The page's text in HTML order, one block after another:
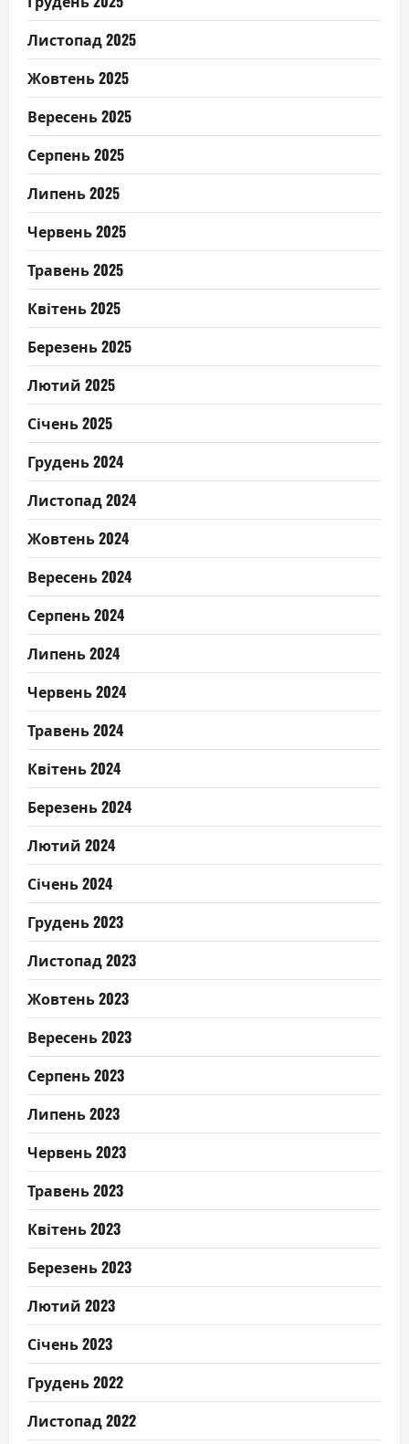
Листопад 2025
Жовтень 2025
Вересень 2025
Серпень 2025
Липень 2025
Червень 2025
Травень 2025
Квітень 2025
Березень 2025
Лютий 2025
Січень 2025
Грудень 2024
Листопад 2024
Жовтень 2024
Вересень 2024
Серпень 2024
Липень 2024
Червень 2024
Травень 2024
Квітень 2024
Березень 2024
Лютий 2024
Січень 2024
Грудень 2023
Листопад 2023
Жовтень 2023
Вересень 2023
Серпень 2023
Липень 2023
Червень 2023
Травень 2023
Квітень 2023
Березень 2023
Лютий 2023
Січень 2023
Грудень 2022
Листопад 2022